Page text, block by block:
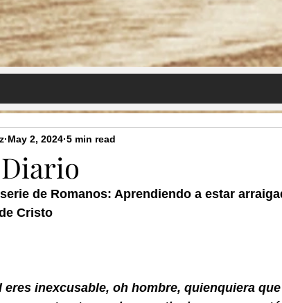
May 2, 2024 5 min read
de Romanos: Aprendiendo a estar
Cristo
eres inexcusable, oh hombre, quienquiera